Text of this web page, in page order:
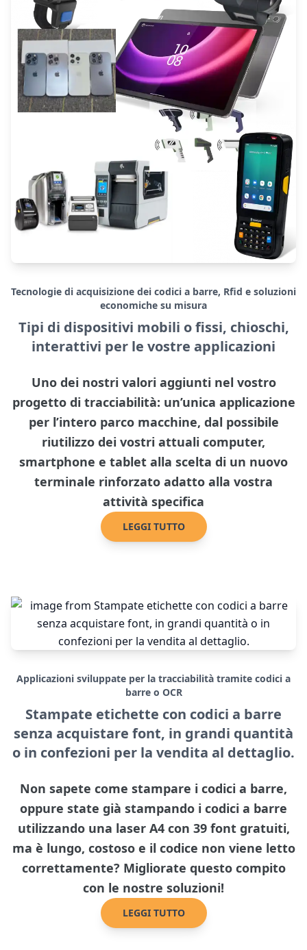
Tecnologie di acquisizione dei codici a barre, Rfid e soluzioni
economiche su misura
Tipi di dispositivi mobili o fissi, chioschi,
interattivi per le vostre applicazioni
Uno dei nostri valori aggiunti nel vostro
progetto di tracciabilità: un’unica applicazione
per l’intero parco macchine, dal possibile
riutilizzo dei vostri attuali computer,
smartphone e tablet alla scelta di un nuovo
terminale rinforzato adatto alla vostra
attività specifica
LEGGI TUTTO
Applicazioni sviluppate per la tracciabilità tramite codici a
barre o OCR
Stampate etichette con codici a barre
senza acquistare font, in grandi quantità
o in confezioni per la vendita al dettaglio.
Non sapete come stampare i codici a barre,
oppure state già stampando i codici a barre
utilizzando una laser A4 con 39 font gratuiti,
ma è lungo, costoso e il codice non viene letto
correttamente? Migliorate questo compito
con le nostre soluzioni!
LEGGI TUTTO